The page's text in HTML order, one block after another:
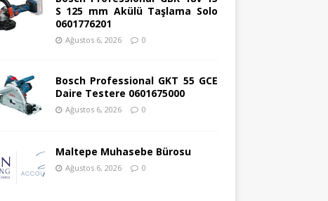
S 125 mm Akülü Taşlama Solo
0601776201
Ağustos 6, 2026 0
Bosch Professional GKT 55 GCE
Daire Testere 0601675000
Ağustos 6, 2026 0
Maltepe Muhasebe Bürosu
Ağustos 6, 2026 0